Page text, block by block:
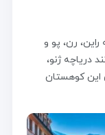
رن، پو و
دریاچه ژنو،
این کوهستان